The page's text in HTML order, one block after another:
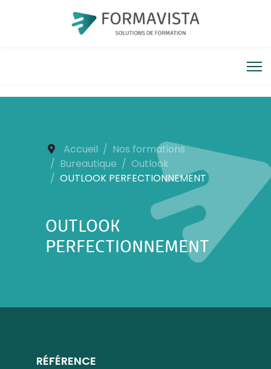
Accueil
Nos formations
Bureautique
Outlook
OUTLOOK PERFECTIONNEMENT
OUTLOOK
PERFECTIONNEMENT
RÉFÉRENCE